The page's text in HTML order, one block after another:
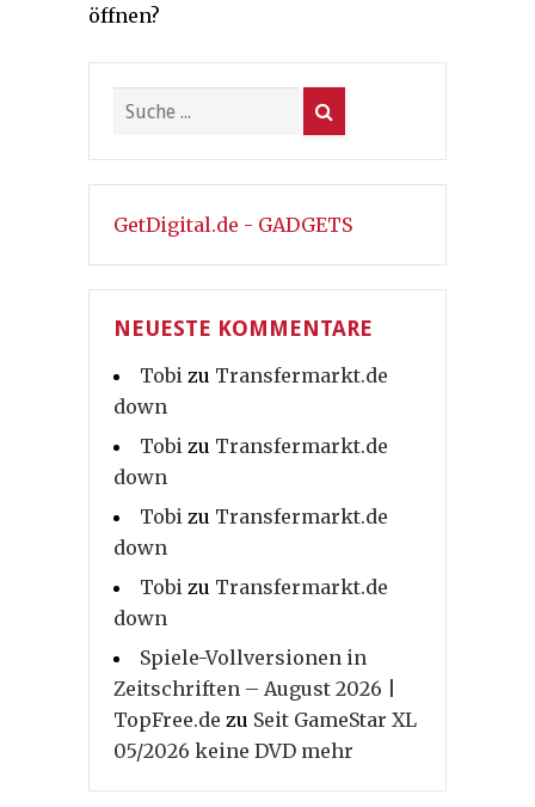
öffnen?
GetDigital.de - GADGETS
NEUESTE KOMMENTARE
Tobi zu Transfermarkt.de
down
Tobi zu Transfermarkt.de
down
Tobi zu Transfermarkt.de
down
Tobi zu Transfermarkt.de
down
Spiele-Vollversionen in
Zeitschriften – August 2026 |
TopFree.de zu Seit GameStar XL
05/2026 keine DVD mehr